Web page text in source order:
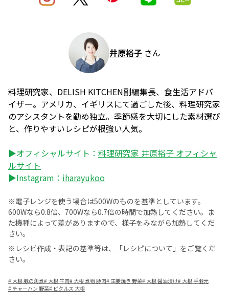
井原裕子 さん
料理研究家、DELISH KITCHEN副編集長、食生活アドバ
イザー。アメリカ、イギリスにて過ごした後、料理研究家
のアシスタントを勤め独立。季節感を大切にした素材選び
と、作りやすいレシピが根強い人気。
▶オフィシャルサイト： 料理研究家 井原裕子 オフィシャ
ルサイト
▶Instagram： iharayukoo
※電子レンジを使う場合は500Wのものを基準としています。
600Wなら0.8倍、700Wなら0.7倍の時間で加熱してください。ま
た機種によって差がありますので、様子をみながら加熱してくだ
さい。
※レシピ作成・表記の基準等は、
「レシピについて」 をご覧くだ
さい。
# 大根 豚の角煮# 大根 牛肉# 大根 煮物 豚肉# 生姜焼き 野菜# 大根 醤油漬け# 大根 手羽元
# チャーハン 野菜# ピクルス 大根